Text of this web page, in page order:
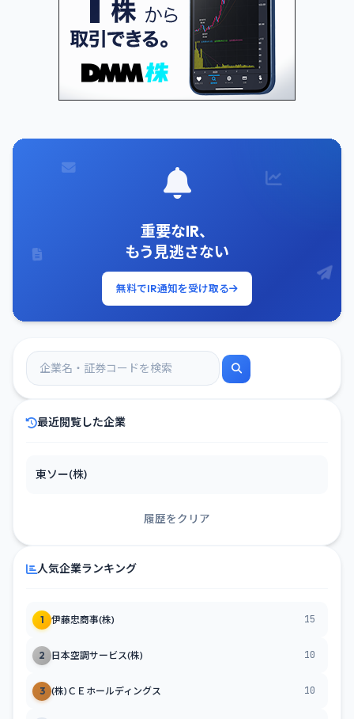
重要なIR、
もう見逃さない
無料でIR通知を受け取る
最近閲覧した企業
東ソー(株)
履歴をクリア
人気企業ランキング
1 伊藤忠商事(株) 15
2 日本空調サービス(株) 10
3 (株)ＣＥホールディングス 10